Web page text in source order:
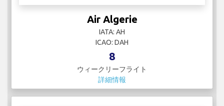
Air Algerie
IATA: AH
ICAO: DAH
8
ウィークリーフライト
詳細情報